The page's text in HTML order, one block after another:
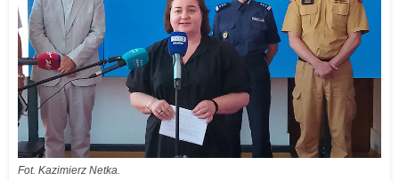
Fot. Kazimierz Netka.